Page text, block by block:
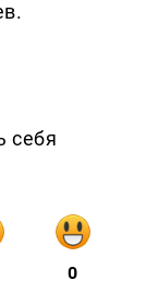
себя
0